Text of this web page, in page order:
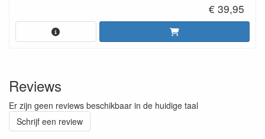
€ 39,95
Reviews
Er zijn geen reviews beschikbaar in de huidige taal
Schrijf een review